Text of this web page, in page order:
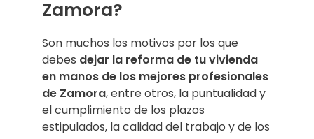
Zamora?
Son muchos los motivos por los que
debes dejar la reforma de tu vivienda
en manos de los mejores profesionales
de Zamora, entre otros, la puntualidad y
el cumplimiento de los plazos
estipulados, la calidad del trabajo y de los